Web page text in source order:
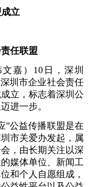
立
任联盟
嘉）10日，深圳
圳市企业社会责任
立，标志着深圳公
进一步。
公益传播联盟是在
市关爱办发起，属
，由长期关注以深
媒体单位、新闻工
和个人自愿组成，